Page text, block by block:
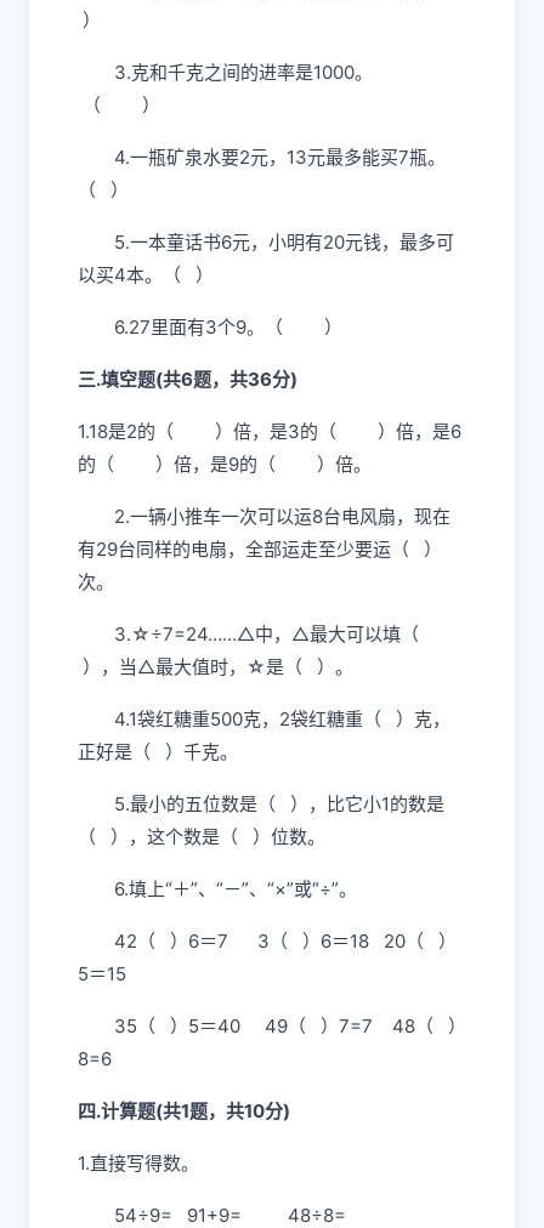
）
3.克和千克之间的进率是1000。
（ ）
4.一瓶矿泉水要2元，13元最多能买7瓶。
（ ）
5.一本童话书6元，小明有20元钱，最多可
以买4本。（ ）
6.27里面有3个9。（ ）
三.填空题(共6题，共36分)
1.18是2的（ ）倍，是3的（ ）倍，是6
的（ ）倍，是9的（ ）倍。
2.一辆小推车一次可以运8台电风扇，现在
有29台同样的电扇，全部运走至少要运（ ）
次。
3.☆÷7=24……△中，△最大可以填（
），当△最大值时，☆是（ ）。
4.1袋红糖重500克，2袋红糖重（ ）克，
正好是（ ）千克。
5.最小的五位数是（ ），比它小1的数是
（ ），这个数是（ ）位数。
6.填上“＋”、“－”、“×”或“÷”。
42（ ）6＝7 3（ ）6＝18 20（ ）
5＝15
35（ ）5＝40 49（ ）7=7 48（ ）
8=6
四.计算题(共1题，共10分)
1.直接写得数。
54÷9= 91+9= 48÷8=